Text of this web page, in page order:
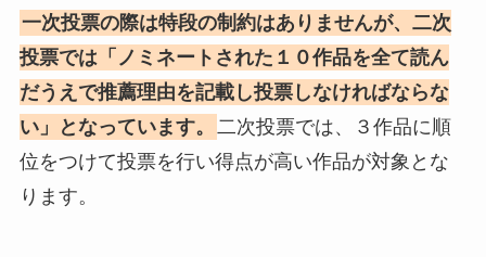
一次投票の際は特段の制約はありませんが、二次
投票では「ノミネートされた１０作品を全て読ん
だうえで推薦理由を記載し投票しなければならな
い」となっています。
二次投票では、３作品に順
位をつけて投票を行い得点が高い作品が対象とな
ります。